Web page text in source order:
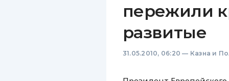
пережили
развитые
31.05.2010, 06:20 — Казна и